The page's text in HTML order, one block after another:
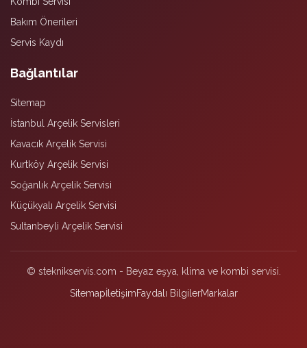
Bakım Önerileri
Servis Kaydı
Bağlantılar
Sitemap
İstanbul Arçelik Servisleri
Kavacık Arçelik Servisi
Kurtköy Arçelik Servisi
Soğanlık Arçelik Servisi
Küçükyalı Arçelik Servisi
Sultanbeyli Arçelik Servisi
© steknikservis.com - Beyaz eşya, klima ve kombi servisi.
SitemapİletişimFaydalı BilgilerMarkalar